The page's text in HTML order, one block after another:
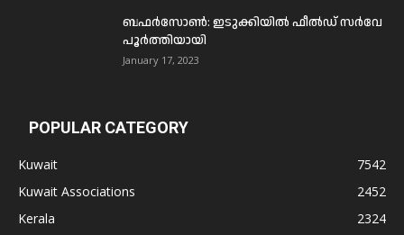
ബഫര്‍സോണ്‍: ഇടുക്കിയില്‍ ഫീല്‍ഡ് സര്‍വേ
പൂര്‍ത്തിയായി
January 17, 2023
POPULAR CATEGORY
Kuwait
7542
Kuwait Associations
2452
Kerala
2324